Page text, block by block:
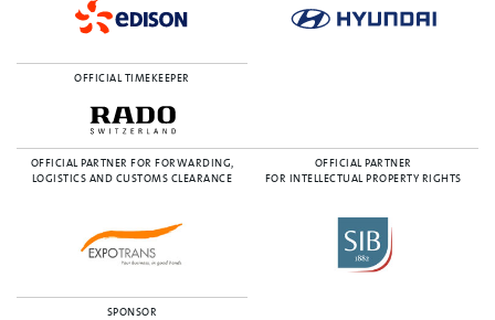
OFFICIAL TIMEKEEPER
OFFICIAL PARTNER FOR FORWARDING,
LOGISTICS AND CUSTOMS CLEARANCE
OFFICIAL PARTNER
FOR INTELLECTUAL PROPERTY RIGHTS
SPONSOR